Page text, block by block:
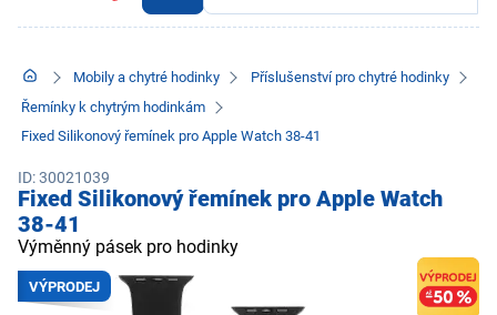
Mobily a chytré hodinky
Příslušenství pro chytré hodinky
Řemínky k chytrým hodinkám
Fixed Silikonový řemínek pro Apple Watch 38-41
ID: 30021039
Fixed Silikonový řemínek pro Apple Watch
38-41
Výměnný pásek pro hodinky
VÝPRODEJ